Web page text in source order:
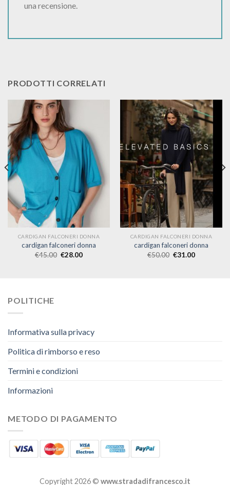
una recensione.
PRODOTTI CORRELATI
CARDIGAN FALCONERI DONNA
cardigan falconeri donna
€45.00 €28.00
CARDIGAN FALCONERI DONNA
cardigan falconeri donna
€50.00 €31.00
POLITICHE
Informativa sulla privacy
Politica di rimborso e reso
Termini e condizioni
Informazioni
METODO DI PAGAMENTO
Copyright 2026 © www.stradadifrancesco.it